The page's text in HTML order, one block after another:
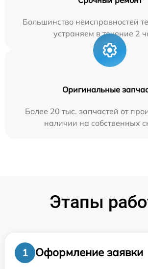
Большинство неисправностей
устраняем в течение 2
Оригинальные
Более 20 тыс. запчастей от
наличии на собственных
Этапы
1
Оформление заявки